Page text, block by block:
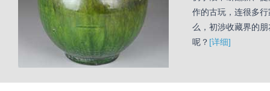
作的古玩，连很多
么，初涉收藏界的
呢？ [详细]